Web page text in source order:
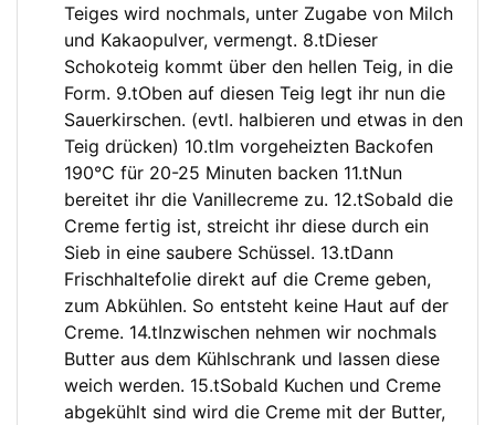
Teiges wird nochmals, unter Zugabe von Milch
und Kakaopulver, vermengt. 8.tDieser
Schokoteig kommt über den hellen Teig, in die
Form. 9.tOben auf diesen Teig legt ihr nun die
Sauerkirschen. (evtl. halbieren und etwas in den
Teig drücken) 10.tIm vorgeheizten Backofen
190°C für 20-25 Minuten backen 11.tNun
bereitet ihr die Vanillecreme zu. 12.tSobald die
Creme fertig ist, streicht ihr diese durch ein
Sieb in eine saubere Schüssel. 13.tDann
Frischhaltefolie direkt auf die Creme geben,
zum Abkühlen. So entsteht keine Haut auf der
Creme. 14.tInzwischen nehmen wir nochmals
Butter aus dem Kühlschrank und lassen diese
weich werden. 15.tSobald Kuchen und Creme
abgekühlt sind wird die Creme mit der Butter,